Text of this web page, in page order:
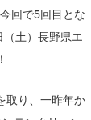
回で5回目とな
土）長野県エ
取り、一昨年か